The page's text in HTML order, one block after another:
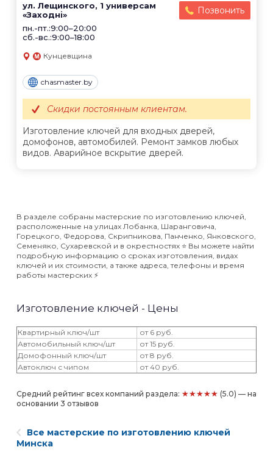
ул. Лещинского, 1 универсам
«Заходнi»
пн.-пт.:9:00–20:00
сб.-вс.:9:00–18:00
Позвонить
Кунцевщина
chasmaster.by
Изготовление ключей для входных дверей,
домофонов, автомобилей. Ремонт замков любых
видов. Аварийное вскрытие дверей.
Скидки постоянным клиентам.
В разделе собраны мастерские по изготовлению ключей,
расположенные на улицах Лобанка, Шаранговича,
Горецкого, Федорова, Скрипникова, Панченко, Янковского,
Семеняко, Сухаревской и в окрестностях ⭐️ Вы можете найти
подробную информацию о сроках изготовления, видах
ключей и их стоимости, а также адреса, телефоны и время
работы мастерских ⚡️
Изготовление ключей - Цены
Квартирный ключ/шт
от 6 руб.
Автомобильный ключ/шт
от 15 руб.
Домофонный ключ/шт
от 8 руб.
Автоключ с чипом
от 40 руб.
Средний рейтинг всех компаний раздела: ★★★★★ (5.0) — на
основании 3 отзывов
Все мастерские по изготовлению ключей
Минска